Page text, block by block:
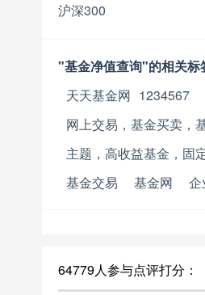
沪深300
"基金净值查询"的相关标
天天基金网
网上交易，基金买卖，
主题，高收益基金，固
1234567
基金交易 基金网 企
64779人参与点评打分：